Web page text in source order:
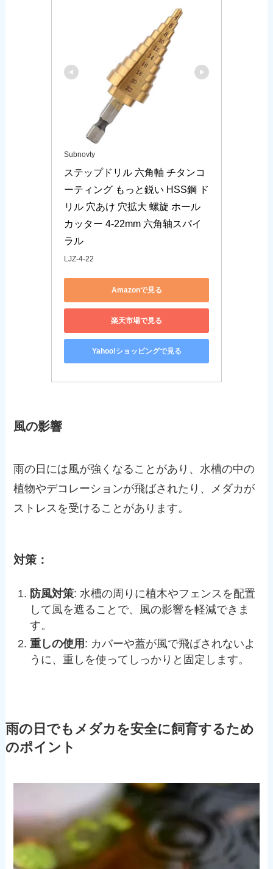
Subnovty
ステップドリル 六角軸 チタンコ
ーティング もっと鋭い HSS鋼 ド
リル 穴あけ 穴拡大 螺旋 ホール
カッター 4-22mm 六角轴スパイ
ラル
LJZ-4-22
Amazonで見る
楽天市場で見る
Yahoo!ショッピングで見る
風の影響
雨の日には風が強くなることがあり、水槽の中の
植物やデコレーションが飛ばされたり、メダカが
ストレスを受けることがあります。
対策：
防風対策: 水槽の周りに植木やフェンスを配置
して風を遮ることで、風の影響を軽減できま
す。
重しの使用 : カバーや蓋が風で飛ばされないよ
うに、重しを使ってしっかりと固定します。
雨の日でもメダカを安全に飼育するため
のポイント